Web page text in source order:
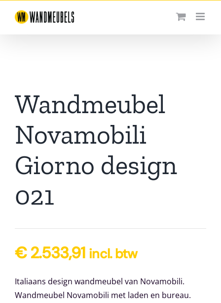
naar
Wandmeubel
Novamobili
Giorno design
021
€2.533,91 incl. btw
Italiaans design wandmeubel van Novamobili.
Wandmeubel Novamobili met laden en bureau.